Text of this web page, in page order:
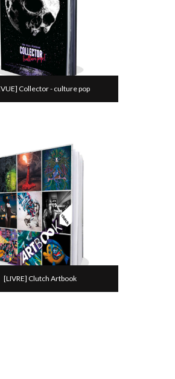
Collector - culture pop
[LIVRE] Clutch Artbook